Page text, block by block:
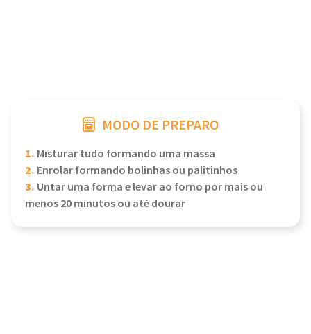
MODO DE PREPARO
1. Misturar tudo formando uma massa
2. Enrolar formando bolinhas ou palitinhos
3. Untar uma forma e levar ao forno por mais ou
menos 20 minutos ou até dourar